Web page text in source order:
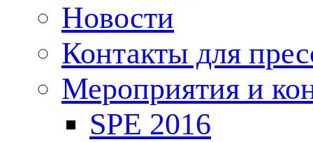
Новости
Контакты для
Мероприятия и
SPE 2016